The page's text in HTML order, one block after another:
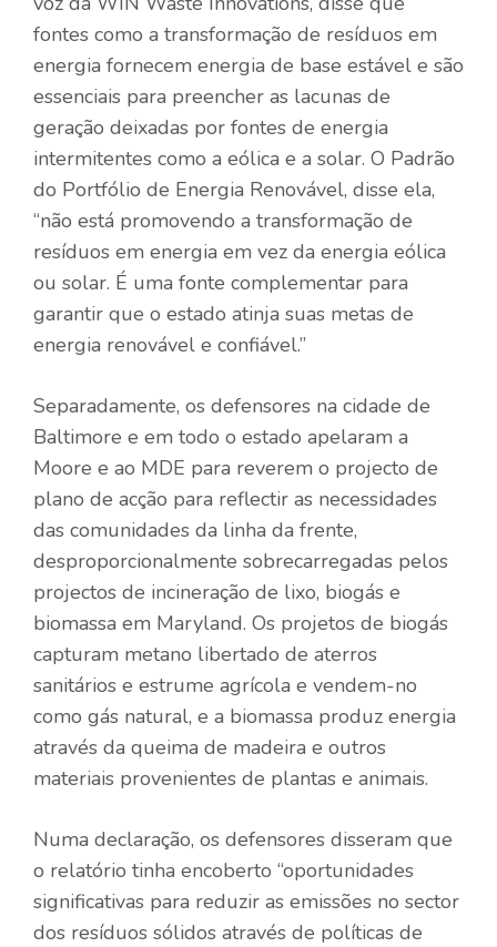
fontes como a transformação de resíduos em
energia fornecem energia de base estável e são
essenciais para preencher as lacunas de
geração deixadas por fontes de energia
intermitentes como a eólica e a solar. O Padrão
do Portfólio de Energia Renovável, disse ela,
“não está promovendo a transformação de
resíduos em energia em vez da energia eólica
ou solar. É uma fonte complementar para
garantir que o estado atinja suas metas de
energia renovável e confiável.”
Separadamente, os defensores na cidade de
Baltimore e em todo o estado apelaram a
Moore e ao MDE para reverem o projecto de
plano de acção para reflectir as necessidades
das comunidades da linha da frente,
desproporcionalmente sobrecarregadas pelos
projectos de incineração de lixo, biogás e
biomassa em Maryland. Os projetos de biogás
capturam metano libertado de aterros
sanitários e estrume agrícola e vendem-no
como gás natural, e a biomassa produz energia
através da queima de madeira e outros
materiais provenientes de plantas e animais.
Numa declaração, os defensores disseram que
o relatório tinha encoberto “oportunidades
significativas para reduzir as emissões no sector
dos resíduos sólidos através de políticas de